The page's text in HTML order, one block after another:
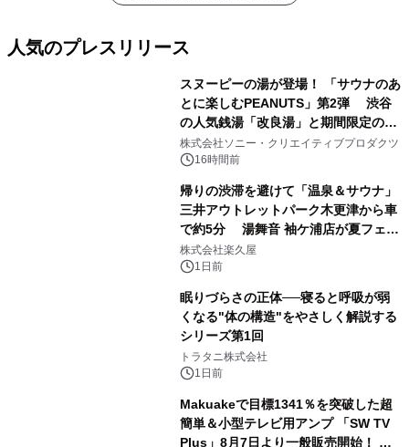
人気のプレスリリース
スヌーピーの湯が登場！ 「サウナのあ
とに楽しむPEANUTS」第2弾 渋谷
の人気銭湯「改良湯」と期間限定のコ
ラボレーション サウナイキタイコラ
ボグッズも発売決定！
株式会社ソニー・クリエイティブプロダクツ
16時間前
帰りの渋滞を避けて「温泉＆サウナ」
三井アウトレットパーク木更津から車
で約5分 湯舞音 袖ケ浦店が夏フェア
メニューを提供
株式会社楽久屋
1日前
眠りづらさの正体──寝ると呼吸が弱
くなる"体の構造"をやさしく解説する
シリーズ第1回
トラタニ株式会社
1日前
Makuakeで目標1341％を突破した超
簡単＆小型テレビ用アンプ 「SW TV
Plus」8月7日より一般販売開始！ ケ